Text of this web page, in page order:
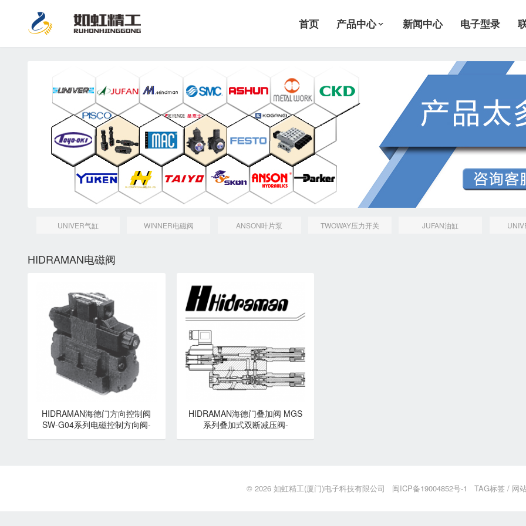
首页 产品中心 新闻中心 电子型录
UNIVER气缸 WINNER电磁阀 ANSON叶片泵 TWOWAY压力开关 JUFAN油缸
HIDRAMAN电磁阀
HIDRAMAN海德门方向控制阀
SW-G04系列电磁控制方向阀-
HIDRAMAN海德门叠加阀 MGS
系列叠加式双断减压阀-
© 2026 如虹精工(厦门)电子科技有限公司 闽ICP备19004852号-1 TAG标签 / 网